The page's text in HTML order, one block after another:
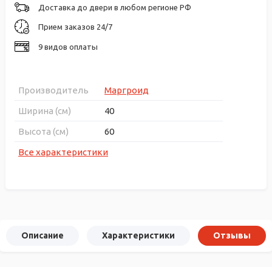
Доставка до двери в любом регионе РФ
Прием заказов 24/7
9 видов оплаты
Производитель
Маргроид
Ширина (см)
40
Высота (см)
60
Все характеристики
Описание Характеристики Отзывы